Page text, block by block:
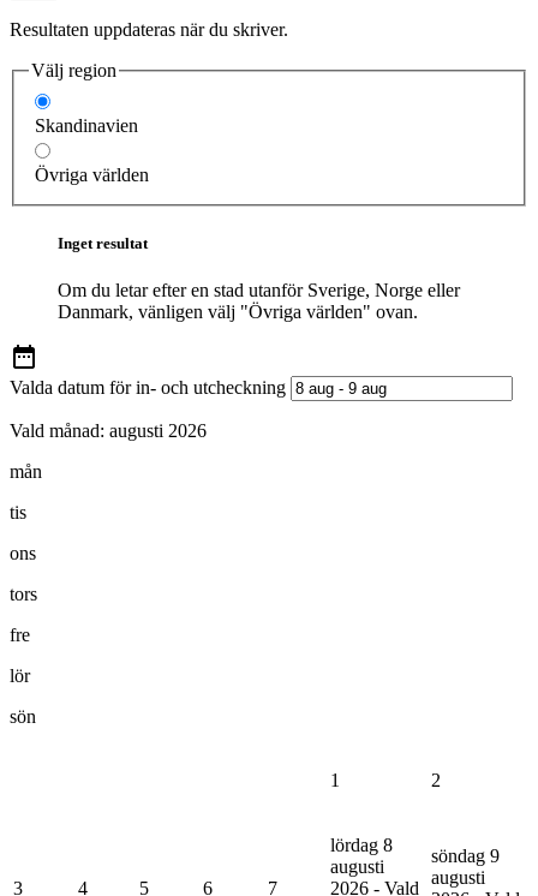
Resultaten uppdateras när du skriver.
Välj region
Skandinavien
Övriga världen
Inget resultat
Om du letar efter en stad utanför Sverige, Norge eller
Danmark, vänligen välj "Övriga världen" ovan.
Valda datum för in- och utcheckning
Vald månad: augusti 2026
mån
tis
ons
tors
fre
lör
sön
1 2
3 4 5 6 7
lördag 8
augusti
2026 - Vald
söndag 9
augusti